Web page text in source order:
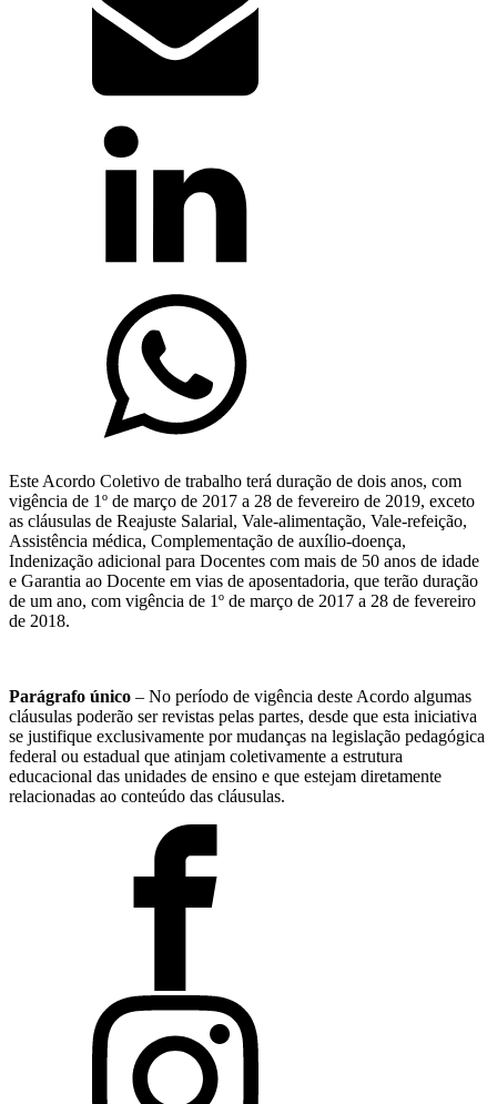
Este Acordo Coletivo de trabalho terá duração de dois anos, com
vigência de 1º de março de 2017 a 28 de fevereiro de 2019, exceto
as cláusulas de Reajuste Salarial, Vale-alimentação, Vale-refeição,
Assistência médica, Complementação de auxílio-doença,
Indenização adicional para Docentes com mais de 50 anos de idade
e Garantia ao Docente em vias de aposentadoria, que terão duração
de um ano, com vigência de 1º de março de 2017 a 28 de fevereiro
de 2018.
Parágrafo único – No período de vigência deste Acordo algumas
cláusulas poderão ser revistas pelas partes, desde que esta iniciativa
se justifique exclusivamente por mudanças na legislação pedagógica
federal ou estadual que atinjam coletivamente a estrutura
educacional das unidades de ensino e que estejam diretamente
relacionadas ao conteúdo das cláusulas.